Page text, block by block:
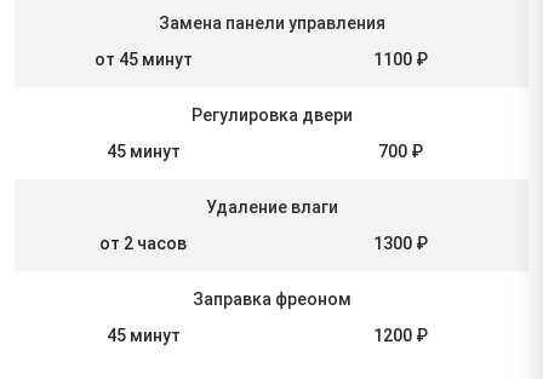
Замена панели управления
от 45 минут
1100 ₽
Регулировка двери
45 минут
700 ₽
Удаление влаги
от 2 часов
1300 ₽
Заправка фреоном
45 минут
1200 ₽